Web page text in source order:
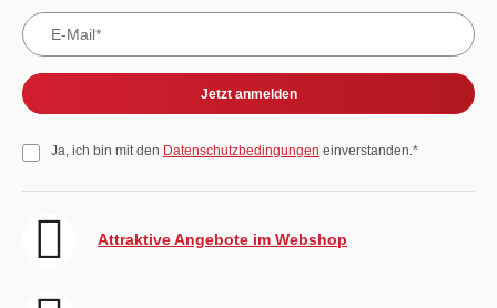
Jetzt anmelden
Ja, ich bin mit den Datenschutzbedingungen einverstanden.*
Attraktive Angebote im Webshop